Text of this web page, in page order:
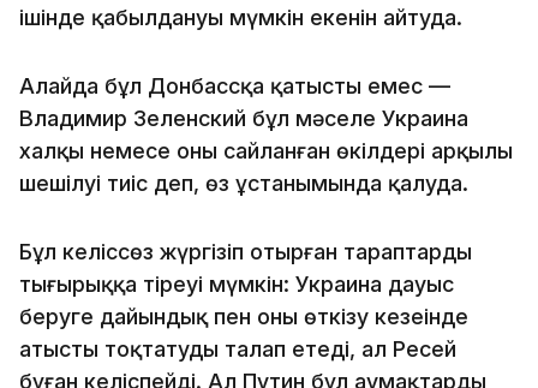
ішінде қабылдануы мүмкін екенін айтуда.
Алайда бұл Донбассқа қатысты емес —
Владимир Зеленский бұл мәселе Украина
халқы немесе оның сайланған өкілдері арқылы
шешілуі тиіс деп, өз ұстанымында қалуда.
Бұл келіссөз жүргізіп отырған тараптарды
тығырыққа тіреуі мүмкін: Украина дауыс
беруге дайындық пен оны өткізу кезеңінде
атысты тоқтатуды талап етеді, ал Ресей
бұған келіспейді. Ал Путин бұл аумақтарды